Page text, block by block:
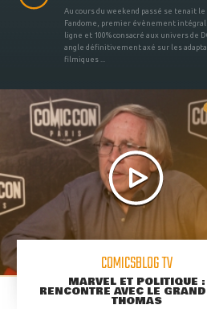
Au cours du weekend passé se tenait le
Fandome, premier évènement
ligne et 100% consacré aux univers de
angle définitivement axé sur les
filmiques ...
COMICSBLOG TV
MARVEL ET POLITIQUE :
RENCONTRE AVEC LE
THOMAS